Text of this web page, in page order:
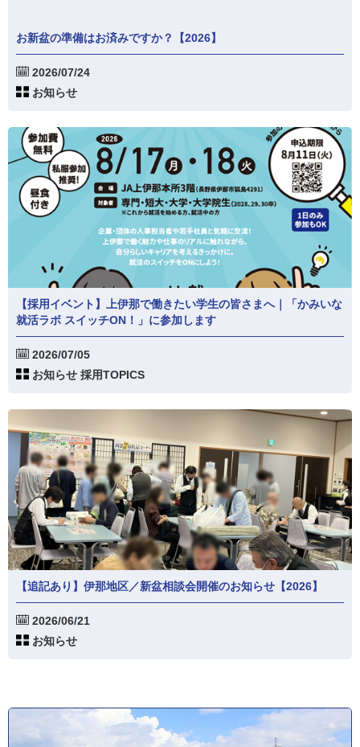
お新盆の準備はお済みですか？【2026】
2026/07/24
お知らせ
【採用イベント】上伊那で働きたい学生の皆さまへ｜「かみいな
就活ラボ スイッチON！」に参加します
2026/07/05
お知らせ 採用TOPICS
【追記あり】伊那地区／新盆相談会開催のお知らせ【2026】
2026/06/21
お知らせ